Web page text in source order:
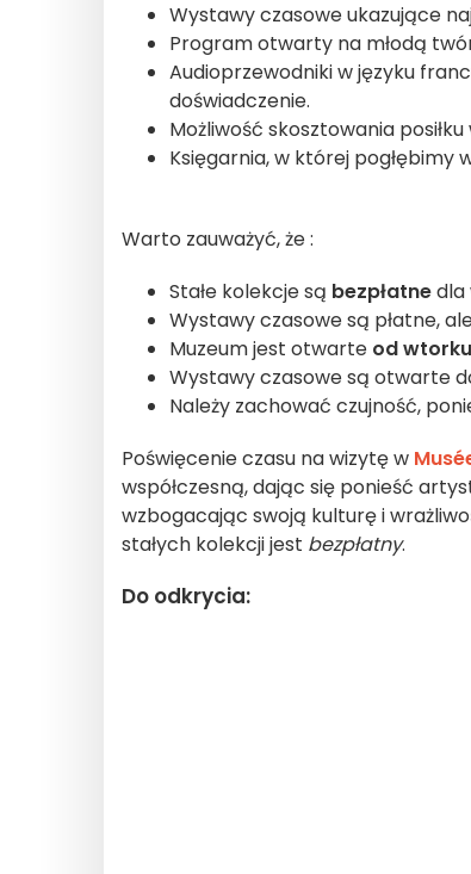
Wystawy czasowe ukazujące
Program otwarty na młodą
Audioprzewodniki w języku
doświadczenie.
Możliwość skosztowania posiłku
Księgarnia, w której pogłębimy
Warto zauważyć, że :
Stałe kolekcje są bezpłatnedla
Wystawy czasowe są płatne,
Muzeum jest otwarte od
Wystawy czasowe są otwarte
Należy zachować czujność,
Poświęcenie czasu na wizytę w
współczesną, dając się ponieść
wzbogacając swoją kulturę i
stałych kolekcji jest bezpłatny.
Do odkrycia: